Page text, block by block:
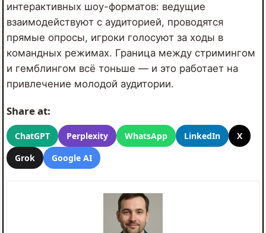
интерактивных шоу-форматов: ведущие
взаимодействуют с аудиторией, проводятся
прямые опросы, игроки голосуют за ходы в
командных режимах. Граница между стримингом
и гемблингом всё тоньше — и это работает на
привлечение молодой аудитории.
Share at:
ChatGPT Perplexity WhatsApp LinkedIn
X
Grok
Google AI